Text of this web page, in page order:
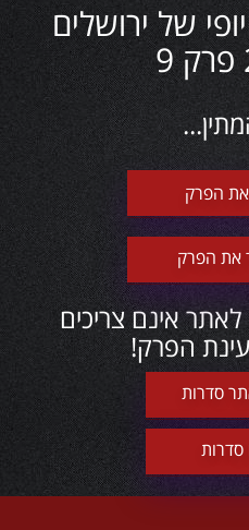
של ירושלים
את הפרק
את הפרק
אינם צריכים
הפרק!
סדרות
סדרות